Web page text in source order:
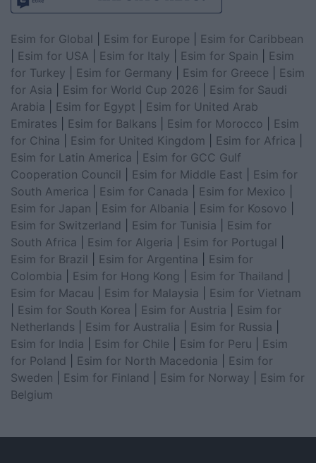
Esim for Global Esim for Europe
Esim for Caribbean
Esim for USA Esim for Italy Esim for Spain
Esim
for Turkey
Esim for Germany Esim for Greece
Esim
for Asia
Esim for World Cup 2026
Esim for Saudi
Arabia
Esim for Egypt
Esim for United Arab
Emirates
Esim for Balkans Esim for Morocco
Esim
for China
Esim for United Kingdom Esim for Africa
Esim for Latin America
Esim for GCC Gulf
Cooperation Council
Esim for Middle East
Esim for
South America
Esim for Canada Esim for Mexico
Esim for Japan
Esim for Albania Esim for Kosovo
Esim for Switzerland
Esim for Tunisia
Esim for
South Africa
Esim for Algeria Esim for Portugal
Esim for Brazil
Esim for Argentina
Esim for
Colombia
Esim for Hong Kong Esim for Thailand
Esim for Macau
Esim for Malaysia
Esim for Vietnam
Esim for South Korea Esim for Austria
Esim for
Netherlands
Esim for Australia Esim for Russia
Esim for India
Esim for Chile Esim for Peru
Esim
for Poland
Esim for North Macedonia
Esim for
Sweden
Esim for Finland Esim for Norway
Esim for
Belgium